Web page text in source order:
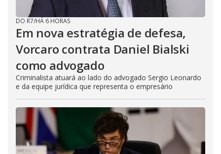
DO R7/HÁ 6 HORAS
Em nova estratégia de defesa,
Vorcaro contrata Daniel Bialski
como advogado
Criminalista atuará ao lado do advogado Sergio Leonardo
e da equipe jurídica que representa o empresário